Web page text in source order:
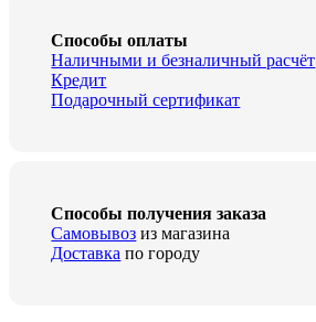
Способы оплаты
Наличными и безналичный расчёт
Кредит
Подарочный сертификат
Способы получения заказа
Самовывоз из магазина
Доставка по городу